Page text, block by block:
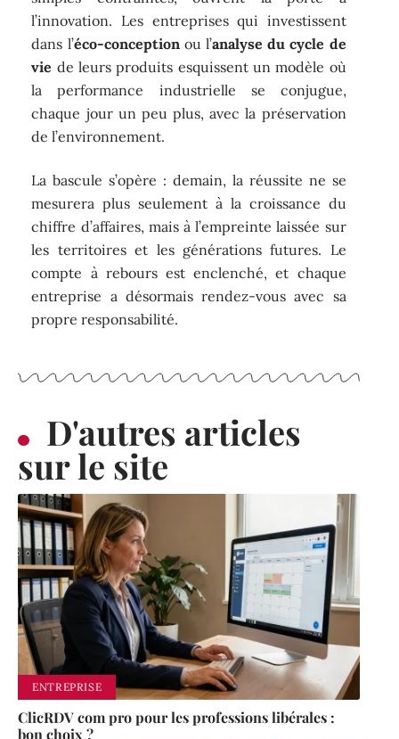
l’innovation. Les entreprises qui investissent
dans l’éco-conceptionou l’analyse du cycle de
vie de leurs produits esquissent un modèle où
la performance industrielle se conjugue,
chaque jour un peu plus, avec la préservation
de l’environnement.
La bascule s’opère : demain, la réussite ne se
mesurera plus seulement à la croissance du
chiffre d’affaires, mais à l’empreinte laissée sur
les territoires et les générations futures. Le
compte à rebours est enclenché, et chaque
entreprise a désormais rendez-vous avec sa
propre responsabilité.
D'autres articles
sur le site
ENTREPRISE
ClicRDV com pro pour les professions libérales :
bon choix ?